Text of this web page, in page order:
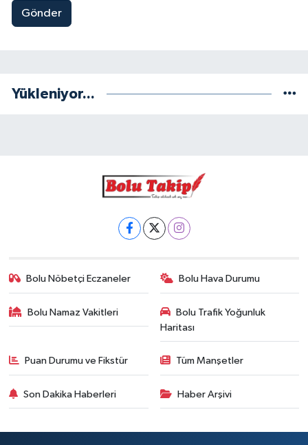
Gönder
Yükleniyor...
Bolu Nöbetçi Eczaneler Bolu Hava Durumu
Bolu Namaz Vakitleri
Bolu Trafik Yoğunluk
Haritası
Puan Durumu ve Fikstür Tüm Manşetler
Son Dakika Haberleri Haber Arşivi